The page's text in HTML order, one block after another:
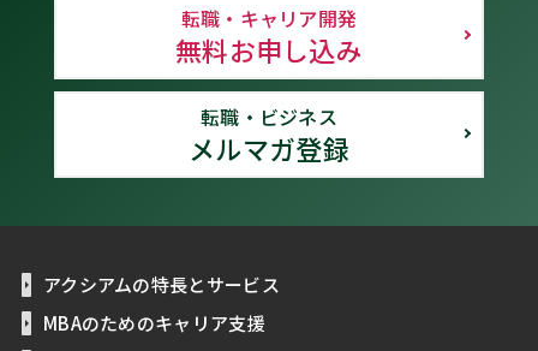
転職・キャリア開発
無料お申し込み
転職・ビジネス
メルマガ登録
アクシアムの特長とサービス
MBAのためのキャリア支援